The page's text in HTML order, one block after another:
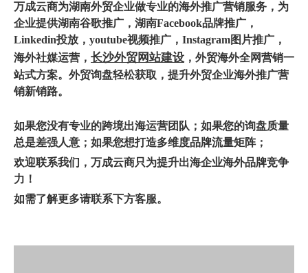
万成云商为湖南外贸企业做专业的海外推广营销服务，为
企业提供湖南谷歌推广 ，湖南Facebook品牌推广 ，
Linkedin投放 ，youtube视频推广，Instagram图片推广，
海外社媒运营 ， 长沙外贸网站建设 ， 外贸海外全网营销一
站式方案。外贸询盘轻松获取，提升外贸企业海外推广营
销新销路。
如果您没有专业的跨境出海运营团队；如果您的询盘质量
总是差强人意；如果您想打造多维度品牌流量矩阵；
欢迎联系我们，万成云商只为提升出海企业海外品牌竞争
力！
如需了解更多请联系下方客服。